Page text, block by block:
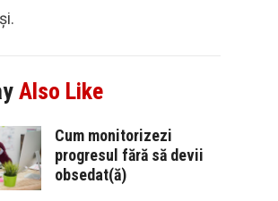
Also Like
Cum monitorizezi
progresul fără să devii
obsedat(ă)